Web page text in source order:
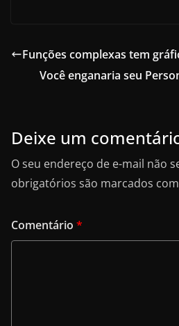
e
b
k
o
d
l e
Funções complexas tem
Você enganaria seu
Deixe um
O seu endereço de e-mail não
obrigatórios são marcados com
Comentário *